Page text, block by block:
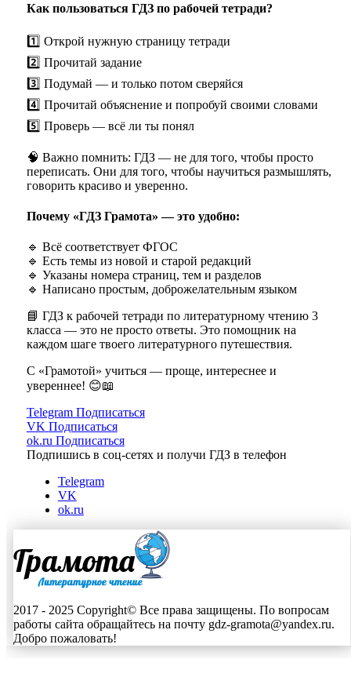
Как пользоваться ГДЗ по рабочей тетради?
1️⃣ Открой нужную страницу тетради
2️⃣ Прочитай задание
3️⃣ Подумай — и только потом сверяйся
4️⃣ Прочитай объяснение и попробуй своими словами
5️⃣ Проверь — всё ли ты понял
🧠 Важно помнить: ГДЗ — не для того, чтобы просто
переписать. Они для того, чтобы научиться размышлять,
говорить красиво и уверенно.
Почему «ГДЗ Грамота» — это удобно:
🔹 Всё соответствует ФГОС
🔹 Есть темы из новой и старой редакций
🔹 Указаны номера страниц, тем и разделов
🔹 Написано простым, доброжелательным языком
📘 ГДЗ к рабочей тетради по литературному чтению 3
класса — это не просто ответы. Это помощник на
каждом шаге твоего литературного путешествия.
С «Грамотой» учиться — проще, интереснее и
увереннее! 😊📖
Telegram Подписаться
VK Подписаться
ok.ru Подписаться
Подпишись в соц-сетях и получи ГДЗ в телефон
Telegram
VK
ok.ru
2017 - 2025 Copyright© Все права защищены. По вопросам
работы сайта обращайтесь на почту gdz-gramota@yandex.ru.
Добро пожаловать!